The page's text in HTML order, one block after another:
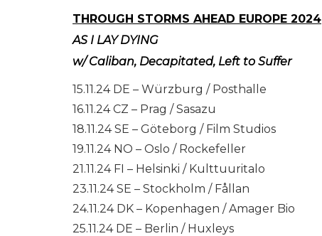
THROUGH STORMS AHEAD EUROPE 2024
AS I LAY DYING
w/ Caliban, Decapitated, Left to Suffer
15.11.24 DE – Würzburg / Posthalle
16.11.24 CZ – Prag / Sasazu
18.11.24 SE – Göteborg / Film Studios
19.11.24 NO – Oslo / Rockefeller
21.11.24 FI – Helsinki / Kulttuuritalo
23.11.24 SE – Stockholm / Fållan
24.11.24 DK – Kopenhagen / Amager Bio
25.11.24 DE – Berlin / Huxleys